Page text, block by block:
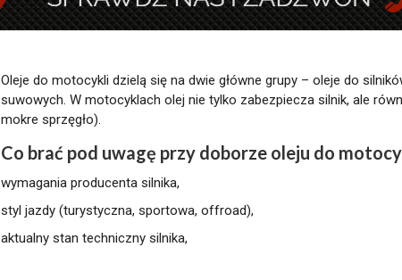
Oleje do motocykli dzielą się na dwie główne grupy – oleje do
suwowych. W motocyklach olej nie tylko zabezpiecza silnik, ale
mokre sprzęgło).
Co brać pod uwagę przy doborze oleju do
wymagania producenta silnika,
styl jazdy (turystyczna, sportowa, offroad),
aktualny stan techniczny silnika,